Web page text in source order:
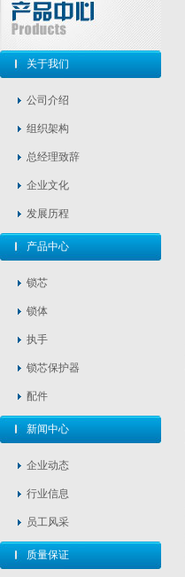
关于我们
公司介绍
组织架构
总经理致辞
企业文化
发展历程
产品中心
锁芯
锁体
执手
锁芯保护器
配件
新闻中心
企业动态
行业信息
员工风采
质量保证